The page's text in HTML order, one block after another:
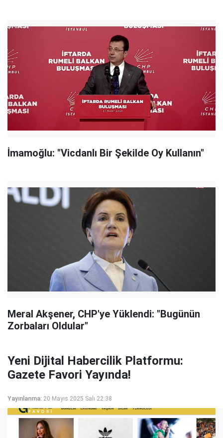
İmamoğlu: "Vicdanlı Bir Şekilde Oy Kullanın"
Meral Akşener, CHP'ye Yüklendi: "Bugünün
Zorbaları Oldular"
Yeni Dijital Habercilik Platformu:
Gazete Favori Yayında!
Yayınlanma: 20 Mayıs 2025 Salı 22:38